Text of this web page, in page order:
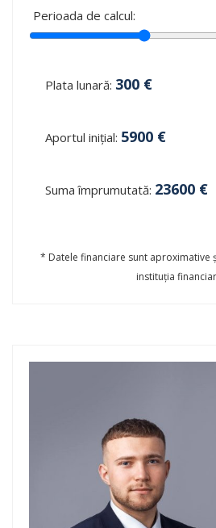
Perioada de calcul:
Plata lunară: 300 €
Aportul inițial: 5900 €
Suma împrumutată: 23600 €
* Datele financiare sunt aproximative
instituția